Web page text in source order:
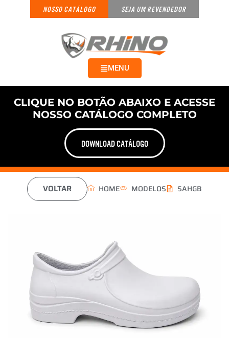
NOSSO CATÁLOGO SEJA UM REVENDEDOR
MENU
CLIQUE NO BOTÃO ABAIXO E ACESSE
NOSSO CATÁLOGO COMPLETO
DOWNLOAD CATÁLOGO
VOLTAR HOME MODELOS SAHGB